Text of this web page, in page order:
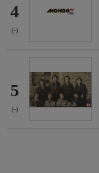
4
(-)
5
(-)